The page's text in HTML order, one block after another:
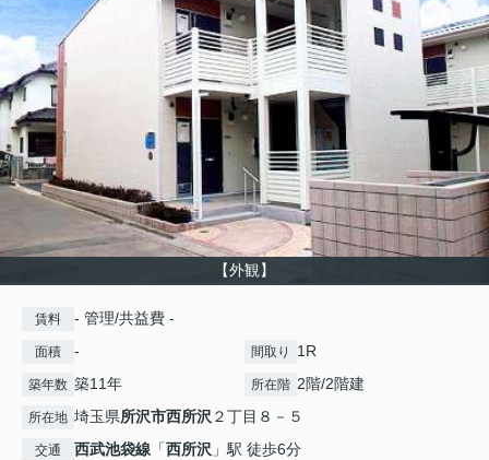
【外観】
賃料 - 管理/共益費 -
面積 - 間取り 1R
築年数 築11年 所在階 2階/2階建
所在地 埼玉県所沢市西所沢２丁目８－５
交通 西武池袋線 「西所沢 」駅 徒歩6分